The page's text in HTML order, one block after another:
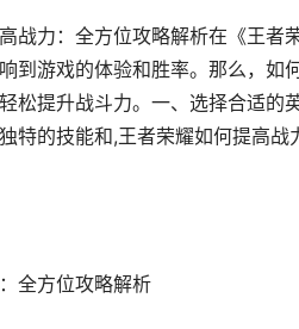
战力：全方位攻略解析在《王者
到游戏的体验和胜率。那么，
松提升战斗力。一、选择合适
特的技能和,王者荣耀如何提高战
全方位攻略解析